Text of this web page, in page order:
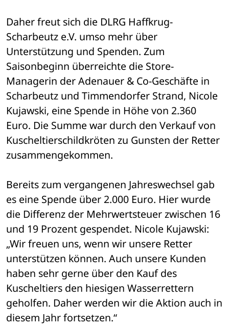
Daher freut sich die DLRG Haffkrug-
Scharbeutz e.V. umso mehr über
Unterstützung und Spenden. Zum
Saisonbeginn überreichte die Store-
Managerin der Adenauer & Co-Geschäfte in
Scharbeutz und Timmendorfer Strand, Nicole
Kujawski, eine Spende in Höhe von 2.360
Euro. Die Summe war durch den Verkauf von
Kuscheltierschildkröten zu Gunsten der Retter
zusammengekommen.
Bereits zum vergangenen Jahreswechsel gab
es eine Spende über 2.000 Euro. Hier wurde
die Differenz der Mehrwertsteuer zwischen 16
und 19 Prozent gespendet. Nicole Kujawski:
„Wir freuen uns, wenn wir unsere Retter
unterstützen können. Auch unsere Kunden
haben sehr gerne über den Kauf des
Kuscheltiers den hiesigen Wasserrettern
geholfen. Daher werden wir die Aktion auch in
diesem Jahr fortsetzen.“